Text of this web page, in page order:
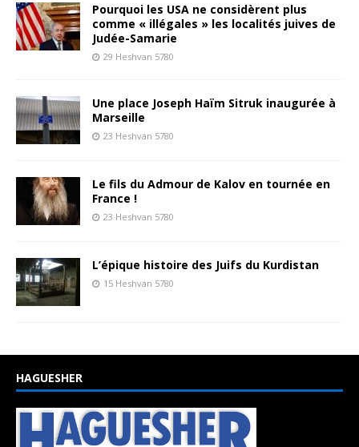
Pourquoi les USA ne considèrent plus
comme « illégales » les localités juives de
Judée-Samarie
29 Heshvan 5780
Une place Joseph Haïm Sitruk inaugurée à
Marseille
23 Heshvan 5780
Le fils du Admour de Kalov en tournée en
France !
23 Heshvan 5780
L’épique histoire des Juifs du Kurdistan
15 Heshvan 5780
HAGUESHER